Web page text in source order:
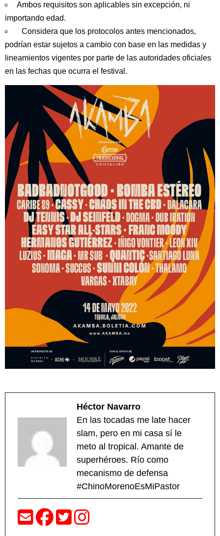
Ambos requisitos son aplicables sin excepción, ni
importando edad.
Considera que los protocolos antes mencionados,
podrían estar sujetos a cambio con base en las medidas y
lineamientos vigentes por parte de las autoridades oficiales
en las fechas que ocurra el festival.
Héctor Navarro
En las tocadas me late hacer
slam, pero en mi casa sí le
meto al tropical. Amante de
superhéroes. Río como
mecanismo de defensa
#ChinoMorenoEsMiPastor